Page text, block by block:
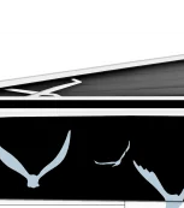
Öffnungszeiten
Glasbeschriftung
Glasmotive
Durchlaufschutz